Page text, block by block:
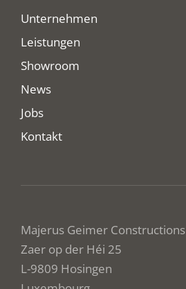
Unternehmen
Leistungen
Showroom
News
Jobs
Kontakt
Majerus Geimer Constructions
Zaer op der Héi 25
L-9809 Hosingen